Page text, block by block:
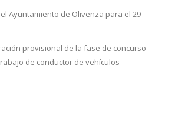
Ayuntamiento de Olivenza para el 29
provisional de la fase de concurso
de conductor de vehículos